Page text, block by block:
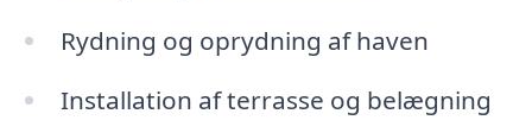
Rydning og oprydning af haven
Installation af terrasse og belægning